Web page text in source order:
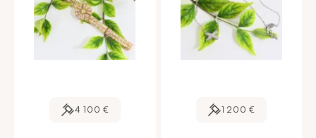
4 100 € 1 200 €